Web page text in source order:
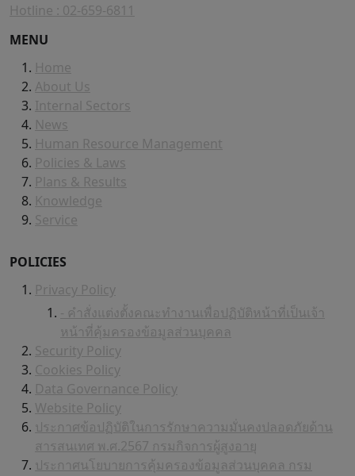
Hotline : 02-659-6811
MENU
Home
About Us
Internal Sectors
News
Human Resource Management
Policies & Laws
Plans & Results
Knowledge
Service
POLICIES
Privacy Policy
- คำสั่งแต่งตั้งคณะทำงานเพื่อปฏิบัติหน้าที่เป็นเจ้า
หน้าที่คุ้มครองข้อมูลส่วนบุคคล
Security Policy
Cookies Policy
Data Governance Policy
Website Policy
ประกาศข้อปฏิบัติในการรักษาความมั่นคงปลอดภัยด้าน
สารสนเทศ พ.ศ.2567 กรมกิจการผู้สูงอายุ
ประกาศนโยบายการคุ้มครองข้อมูลส่วนบุคคล กรม